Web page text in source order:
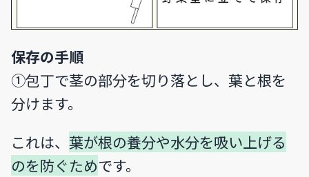
保存の手順
①包丁で茎の部分を切り落とし、葉と根を
分けます。
これは、 葉が根の養分や水分を吸い上げる
のを防ぐためです。